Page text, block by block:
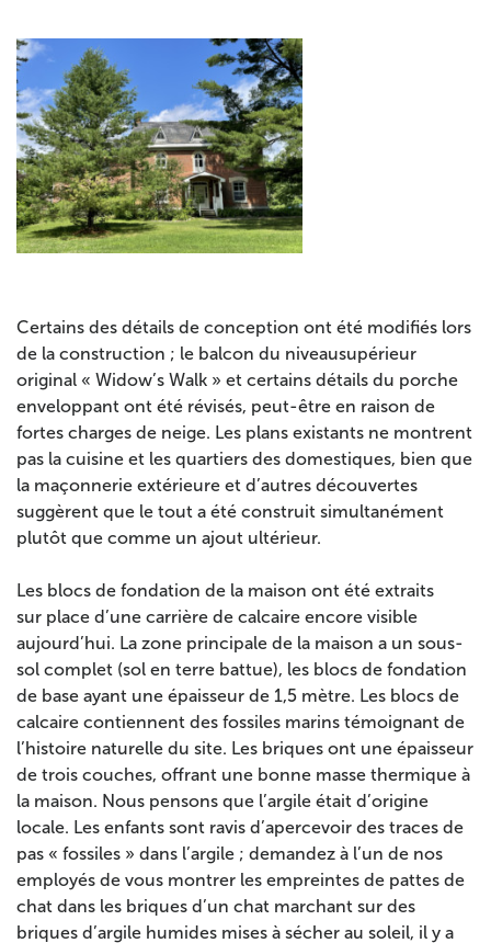
Certains des détails de conception ont été modifiés lors
de la construction ; le balcon du niveausupérieur
original « Widow’s Walk » et certains détails du porche
enveloppant ont été révisés, peut-être en raison de
fortes charges de neige. Les plans existants ne montrent
pas la cuisine et les quartiers des domestiques, bien que
la maçonnerie extérieure et d’autres découvertes
suggèrent que le tout a été construit simultanément
plutôt que comme un ajout ultérieur.
Les blocs de fondation de la maison ont été extraits
sur place d’une carrière de calcaire encore visible
aujourd’hui. La zone principale de la maison a un sous-
sol complet (sol en terre battue), les blocs de fondation
de base ayant une épaisseur de 1,5 mètre. Les blocs de
calcaire contiennent des fossiles marins témoignant de
l’histoire naturelle du site. Les briques ont une épaisseur
de trois couches, offrant une bonne masse thermique à
la maison. Nous pensons que l’argile était d’origine
locale. Les enfants sont ravis d’apercevoir des traces de
pas « fossiles » dans l’argile ; demandez à l’un de nos
employés de vous montrer les empreintes de pattes de
chat dans les briques d’un chat marchant sur des
briques d’argile humides mises à sécher au soleil, il y a